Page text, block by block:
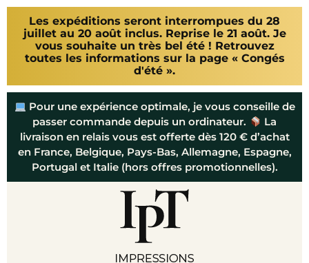
Les expéditions seront interrompues du 28
juillet au 20 août inclus. Reprise le 21 août. Je
vous souhaite un très bel été ! Retrouvez
toutes les informations sur la page « Congés
d'été ».
Pour une expérience optimale, je vous conseille de
passer commande depuis un ordinateur.
La
livraison en relais vous est offerte dès 120 € d’achat
en France, Belgique, Pays-Bas, Allemagne, Espagne,
Portugal et Italie (hors offres promotionnelles).